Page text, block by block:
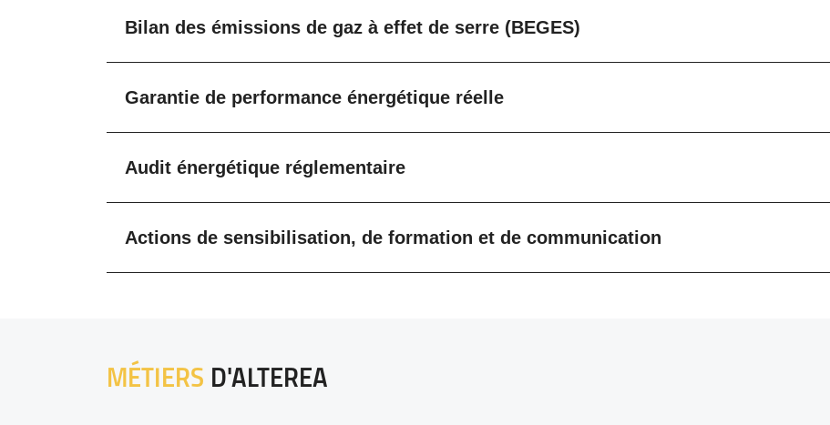
Bilan des émissions de gaz à effet de serre (BEGES)
Garantie de performance énergétique réelle
Audit énergétique réglementaire
Actions de sensibilisation, de formation et de communication
MÉTIERS D'ALTEREA